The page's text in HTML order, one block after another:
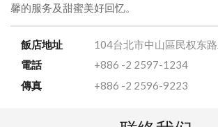
馨的服务及甜蜜美好回忆。
飯店地址
104台北市中山區民权东
電話
+886 -2 2597-1234
傳真
+886 -2 2596-9223